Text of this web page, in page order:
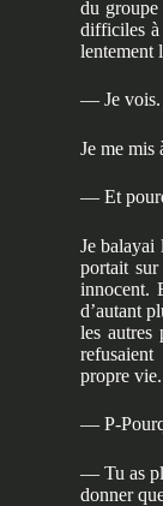
du groupe
difficiles
lentement
— Je vois.
Je me mis
— Et
Je balayai
portait
innocent.
d’autant
les autres
propre vie.
— P-
— Tu as
donner